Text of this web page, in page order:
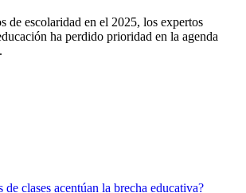
de escolaridad en el 2025, los expertos
ha perdido prioridad en la agenda